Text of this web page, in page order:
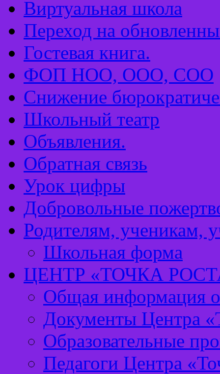
Виртуальная школа
Переход на
Гостевая книга.
ФОП НОО, ООО, СОО
Снижение
Школьный театр
Объявления.
Обратная связь
Урок цифры
Добровольные
Родителям, ученикам,
Школьная форма
ЦЕНТР «ТОЧКА
Общая информация о
Документы Центра
Образовательные
Педагоги Центра